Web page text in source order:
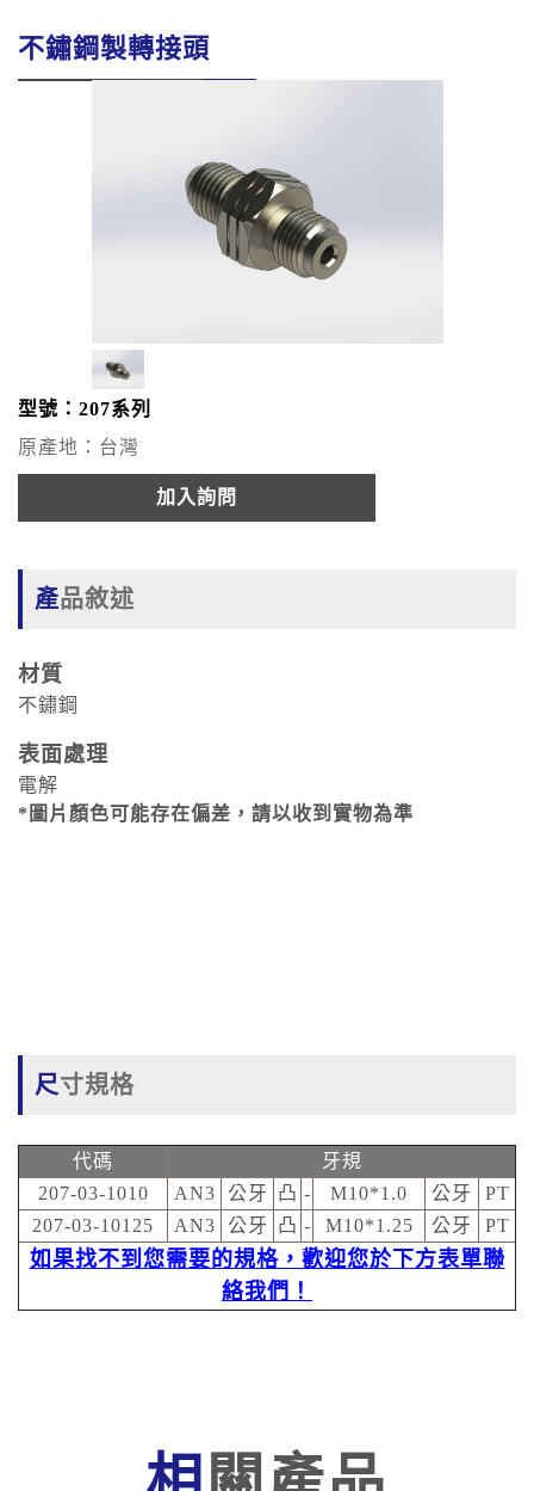
不鏽鋼製轉接頭
型號：207系列
原產地：台灣
加入詢問
產品敘述
材質
不鏽鋼
表面處理
電解
*圖片顏色可能存在偏差，請以收到實物為準
尺寸規格
代碼
牙規
207-03-1010
AN3 公牙 凸 - M10*1.0 公牙
PT
207-03-10125
AN3 公牙 凸 - M10*1.25 公牙 PT
如果找不到您需要的規格，歡迎您於下方表單聯
絡我們！